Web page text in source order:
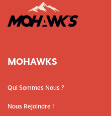
MOHAWKS
Qui Sommes Nous ?
Nous Rejoindre !